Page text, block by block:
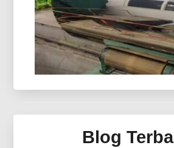
memberikan ketahanan
biasa, sifat mampu bentuk yang
perlindungan umur simpan yang
Termal Surya
Blog